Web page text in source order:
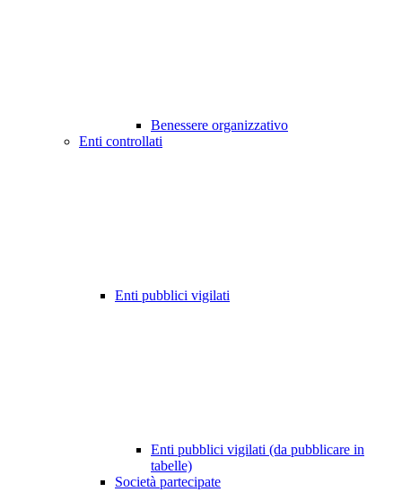
Benessere organizzativo
Enti controllati
Enti pubblici vigilati
Enti pubblici vigilati (da pubblicare in
tabelle)
Società partecipate